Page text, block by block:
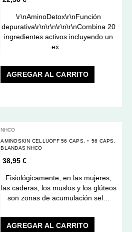
\r\nAminoDetox\r\nFunción
depurativa\r\n\r\n\r\n\r\nCombina 20
ingredientes activos incluyendo un
ex…
AGREGAR AL CARRITO
NHCO
AMINOSKIN CELLUOFF 56 CAPS. + 56 CAPS.
BLANDAS NHCO
38,95 €
Fisiológicamente, en las mujeres,
las caderas, los muslos y los glúteos
son zonas de acumulación sel…
AGREGAR AL CARRITO